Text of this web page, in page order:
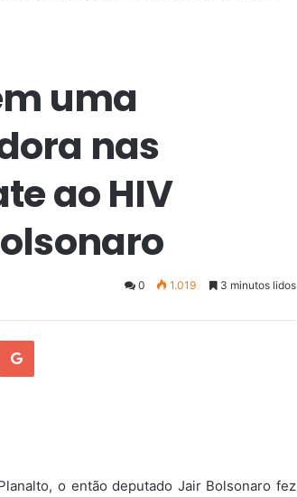
uma
nas
ao HIV
0 1.019 3 minutos lidos
o então deputado Jair Bolsonaro fez